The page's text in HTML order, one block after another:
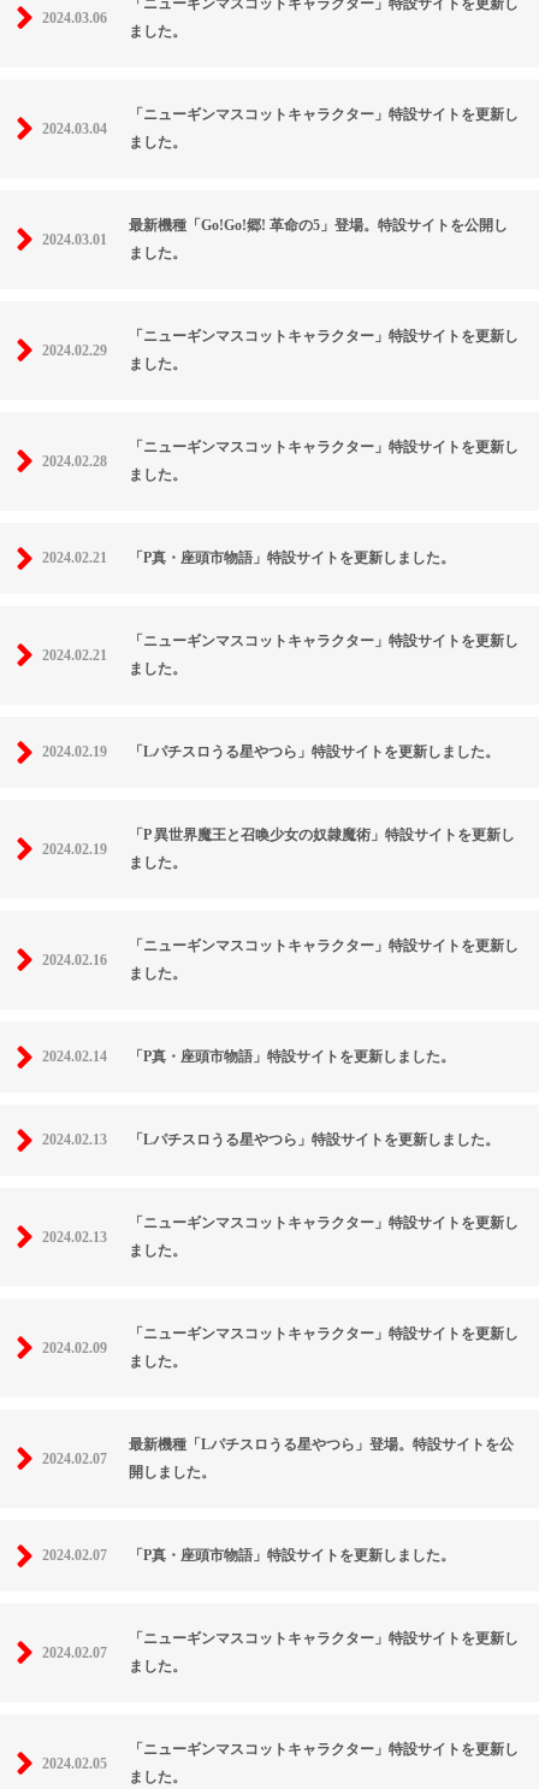
2024.03.06
「ニューギンマスコットキャラクター」特設サイトを更新し
ました。
2024.03.04
「ニューギンマスコットキャラクター」特設サイトを更新し
ました。
2024.03.01
最新機種「Go!Go!郷! 革命の5」登場。特設サイトを公開し
ました。
2024.02.29
「ニューギンマスコットキャラクター」特設サイトを更新し
ました。
2024.02.28
「ニューギンマスコットキャラクター」特設サイトを更新し
ました。
2024.02.21 「P真・座頭市物語」特設サイトを更新しました。
2024.02.21
「ニューギンマスコットキャラクター」特設サイトを更新し
ました。
2024.02.19 「Lパチスロうる星やつら」特設サイトを更新しました。
2024.02.19
「P 異世界魔王と召喚少女の奴隷魔術」特設サイトを更新し
ました。
2024.02.16
「ニューギンマスコットキャラクター」特設サイトを更新し
ました。
2024.02.14 「P真・座頭市物語」特設サイトを更新しました。
2024.02.13 「Lパチスロうる星やつら」特設サイトを更新しました。
2024.02.13
「ニューギンマスコットキャラクター」特設サイトを更新し
ました。
2024.02.09
「ニューギンマスコットキャラクター」特設サイトを更新し
ました。
2024.02.07
最新機種「Lパチスロうる星やつら」登場。特設サイトを公
開しました。
2024.02.07 「P真・座頭市物語」特設サイトを更新しました。
2024.02.07
「ニューギンマスコットキャラクター」特設サイトを更新し
ました。
2024.02.05
「ニューギンマスコットキャラクター」特設サイトを更新し
ました。